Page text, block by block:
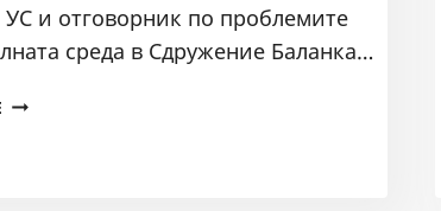
УС и отговорник по проблемите
среда в Сдружение Баланка…
ДОКЛАД